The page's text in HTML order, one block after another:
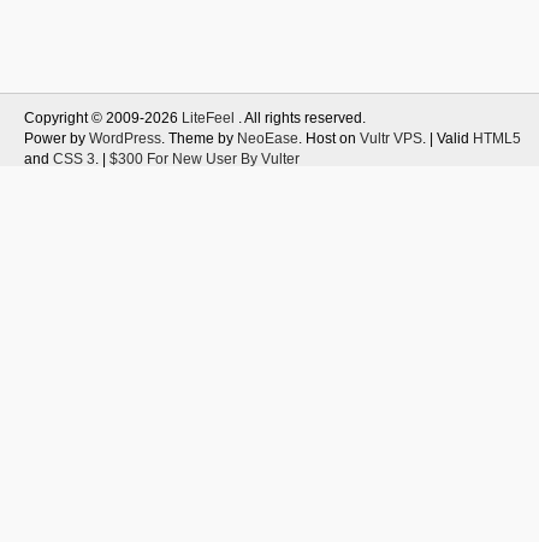
Copyright © 2009-2026 LiteFeel . All rights reserved.
Power by WordPress. Theme by NeoEase. Host on Vultr VPS. | Valid HTML5
and CSS 3. | $300 For New User By Vulter